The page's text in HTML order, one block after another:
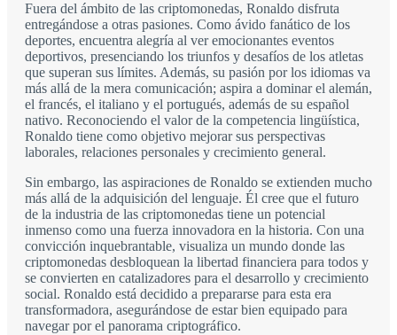
Fuera del ámbito de las criptomonedas, Ronaldo disfruta
entregándose a otras pasiones. Como ávido fanático de los
deportes, encuentra alegría al ver emocionantes eventos
deportivos, presenciando los triunfos y desafíos de los atletas
que superan sus límites. Además, su pasión por los idiomas va
más allá de la mera comunicación; aspira a dominar el alemán,
el francés, el italiano y el portugués, además de su español
nativo. Reconociendo el valor de la competencia lingüística,
Ronaldo tiene como objetivo mejorar sus perspectivas
laborales, relaciones personales y crecimiento general.
Sin embargo, las aspiraciones de Ronaldo se extienden mucho
más allá de la adquisición del lenguaje. Él cree que el futuro
de la industria de las criptomonedas tiene un potencial
inmenso como una fuerza innovadora en la historia. Con una
convicción inquebrantable, visualiza un mundo donde las
criptomonedas desbloquean la libertad financiera para todos y
se convierten en catalizadores para el desarrollo y crecimiento
social. Ronaldo está decidido a prepararse para esta era
transformadora, asegurándose de estar bien equipado para
navegar por el panorama criptográfico.